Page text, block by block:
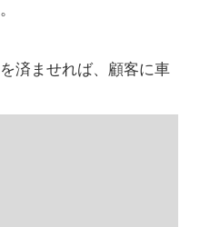
済ませれば、顧客に車